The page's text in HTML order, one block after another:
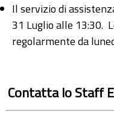
Il servizio di
31 Luglio alle 13:30.
regolarmente da
Contatta lo Staff